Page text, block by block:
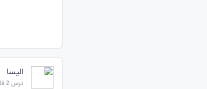
الیسا
درس 2 فارسی یازدهم